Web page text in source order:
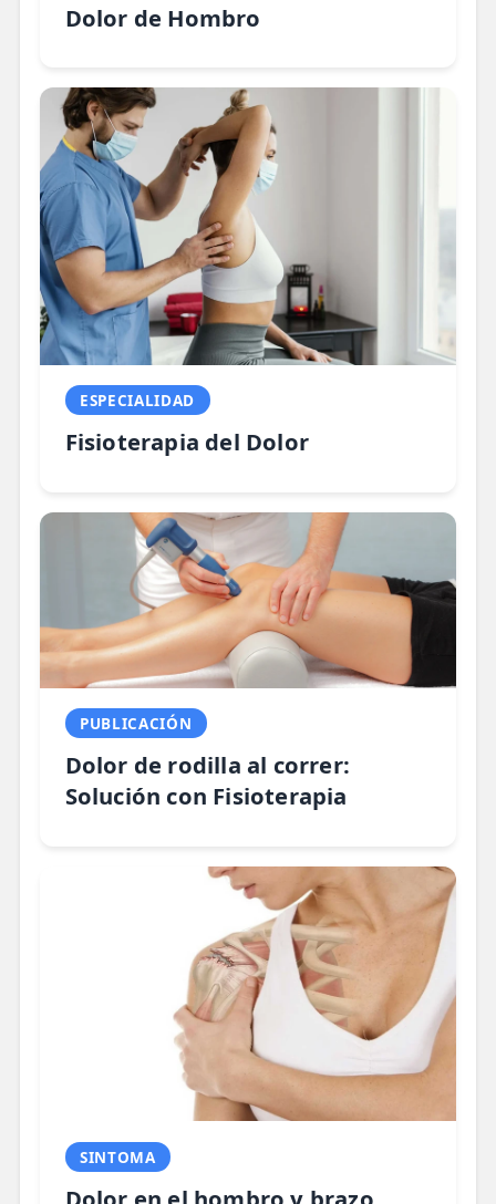
Dolor de Hombro
ESPECIALIDAD
Fisioterapia del Dolor
PUBLICACIÓN
Dolor de rodilla al correr:
Solución con Fisioterapia
SINTOMA